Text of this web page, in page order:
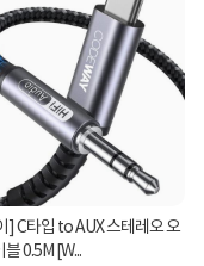
] C타입 to AUX 스테레오 오
디오 케이블 0.5M [W...